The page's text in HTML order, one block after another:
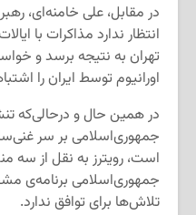
در مقابل، علی خامنه‌ای،
انتظار ندارد مذاکرات با
تهران به نتیجه برسد و
اورانیوم توسط ایران را
در همین حال و درحالی‌که
جمهوری‌اسلامی بر سر
است، رویترز به نقل از سه
جمهوری‌اسلامی
تلاش‌ها برای توافق ندارد.